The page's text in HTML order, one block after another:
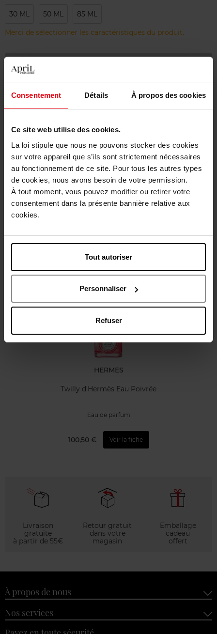
Consentement Détails À propos des cookies
Ce site web utilise des cookies.
La loi stipule que nous ne pouvons stocker des cookies
sur votre appareil que s’ils sont strictement nécessaires
au fonctionnement de ce site. Pour tous les autres types
de cookies, nous avons besoin de votre permission.
À tout moment, vous pouvez modifier ou retirer votre
consentement dans la présente bannière relative aux
cookies.
Tout autoriser
Personnaliser
Refuser
30 ML 50 ML 85 ML
Merci de sélectionner les caractéristiques du produit.
Livraison gratuite à partir de 55€
Retour gratuit dans votre magasin
Description
Caractéristiques
Avis client
Vous aimerez peut-être
HERMES
Twilly d'Hermès Eau Poivrée
Eau de parfum
100,50 € Voir la fiche
Livraison
gratuite
à partir de 55€
Retour gratuit
dans votre
magasin
Emballage
cadeau
offert
À propos de nous
Nos services